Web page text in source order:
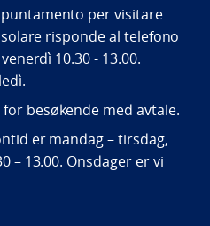
per visitare
risponde al telefono
10.30 - 13.00.
besøkende med avtale.
er mandag – tirsdag,
– 13.00. Onsdager er vi